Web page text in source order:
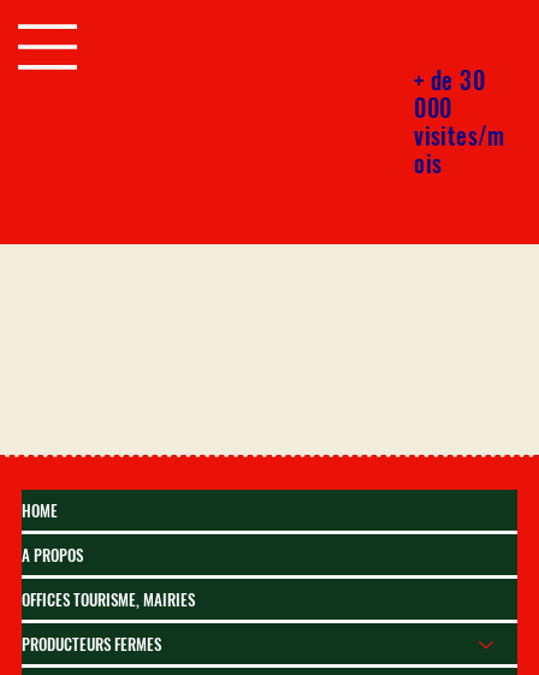
+ de 30
000
visites/m
ois
HOME
A PROPOS
OFFICES TOURISME, MAIRIES
PRODUCTEURS FERMES